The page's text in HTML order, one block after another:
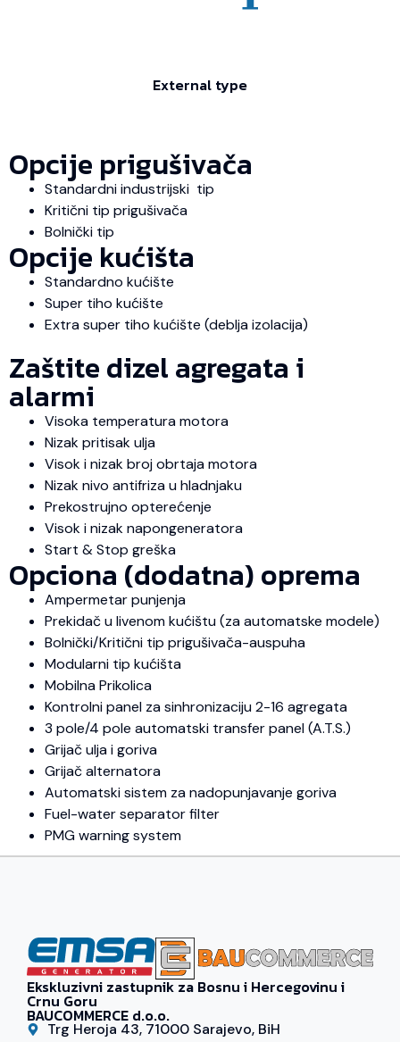
External type
Opcije prigušivača
Standardni industrijski tip
Kritični tip prigušivača
Bolnički tip
Opcije kućišta
Standardno kućište
Super tiho kućište
Extra super tiho kućište (deblja izolacija)
Zaštite dizel agregata i
alarmi
Visoka temperatura motora
Nizak pritisak ulja
Visok i nizak broj obrtaja motora
Nizak nivo antifriza u hladnjaku
Prekostrujno opterećenje
Visok i nizak napongeneratora
Start & Stop greška
Opciona (dodatna) oprema
Ampermetar punjenja
Prekidač u livenom kućištu (za automatske modele)
Bolnički/Kritični tip prigušivača-auspuha
Modularni tip kućišta
Mobilna Prikolica
Kontrolni panel za sinhronizaciju 2-16 agregata
3 pole/4 pole automatski transfer panel (A.T.S.)
Grijač ulja i goriva
Grijač alternatora
Automatski sistem za nadopunjavanje goriva
Fuel-water separator filter
PMG warning system
Ekskluzivni zastupnik za Bosnu i Hercegovinu i
Crnu Goru
BAUCOMMERCE d.o.o.
Trg Heroja 43, 71000 Sarajevo, BiH